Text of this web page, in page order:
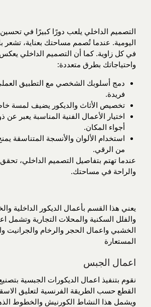
التصميم الداخلي يلعب دورًا كبيرًا في
اليومية. عندما تُصمم مساحتك بعناية، تشعر
في كل زاوية. كما أن التصميم الداخلي
واحتياجاتك بطرق متعددة:
دمج أسلوبك الشخصي مع التطبيق
فريدة.
تخصيص الأثاث والديكور يضيف لمسة
اختيار الأعمال الفنية المناسبة يعبر
أجواء المكان.
استخدام الألوان والأنسجة المتناسقة
من الرقي.
عندما تهتم بتفاصيل التصميم الداخلي، تحقق
والراحة في مساحتك.
يعني هذا القسم بأعمال الديكور الداخلية
والفلل السكنية والمحلات التجارية وتشمل
الخشبي واعمال الحجر والرخام والجرانيت
المستعارة
اعمال الجبس
نقوم بتنفيذ اعمال الديكورات الجبسية
القطع حسب الطريقة الفرنسية لتعليق
ويشمل هذا النشاط الكورنيش والخطوط